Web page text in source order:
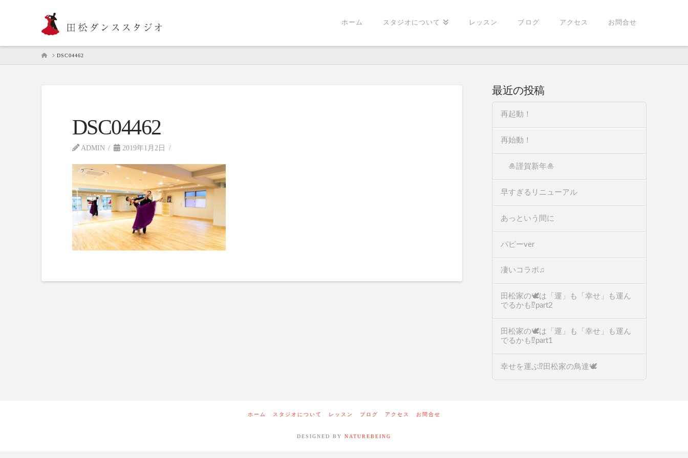
ホーム スタジオについて レッスン ブログ アクセス お問合せ
HOMEDSC04462
DSC04462
ADMIN 2019年1月2日
最近の投稿
再起動！
再始動！
🎍謹賀新年🎍
早すぎるリニューアル
あっという間に
パピーver
凄いコラボ♫
田松家の🕊️は「運」も「幸せ」も運ん
でるかも⁉️part2
田松家の🕊️は「運」も「幸せ」も運ん
でるかも⁉️part1
幸せを運ぶ⁉️田松家の鳥達🕊️
ホーム スタジオについて レッスン ブログ アクセス お問合せ
DESIGNED BY NATUREBEING